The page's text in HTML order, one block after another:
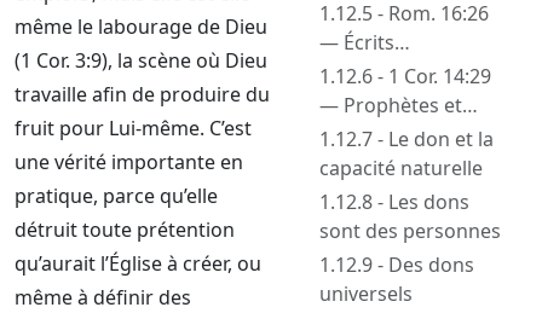
même le labourage de Dieu
(1 Cor. 3:9), la scène où Dieu
travaille afin de produire du
fruit pour Lui-même. C’est
une vérité importante en
pratique, parce qu’elle
détruit toute prétention
qu’aurait l’Église à créer, ou
même à définir des
commander
en gouvernement
1.12.5 - Rom. 16:26
— Écrits
prophétiques
1.12.6 - 1 Cor. 14:29
— Prophètes et
communications
nouvelles
1.12.7 - Le don et la
capacité naturelle
1.12.8 - Les dons
sont des personnes
1.12.9 - Des dons
universels